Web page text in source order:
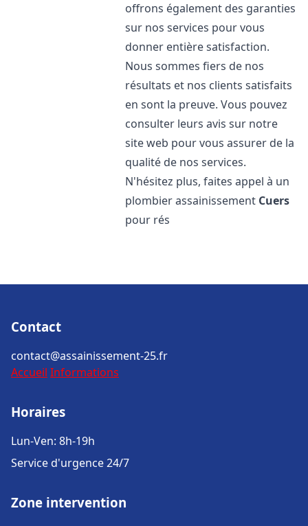
offrons également des garanties
sur nos services pour vous
donner entière satisfaction.
Nous sommes fiers de nos
résultats et nos clients satisfaits
en sont la preuve. Vous pouvez
consulter leurs avis sur notre
site web pour vous assurer de la
qualité de nos services.
N'hésitez plus, faites appel à un
plombier assainissement Cuers
pour rés
Contact
contact@assainissement-25.fr
Accueil Informations
Horaires
Lun-Ven: 8h-19h
Service d'urgence 24/7
Zone intervention